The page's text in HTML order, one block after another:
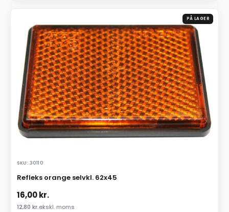
PÅ LAGER
SKU: 30110
Refleks orange selvkl. 62x45
16,00kr.
12,80 kr.ekskl. moms